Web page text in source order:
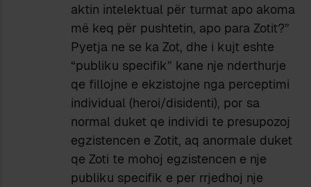
aktin intelektual për turmat apo akoma
më keq për pushtetin, apo para Zotit?”
Pyetja ne se ka Zot, dhe i kujt eshte
“publiku specifik” kane nje nderthurje
qe fillojne e ekzistojne nga perceptimi
individual (heroi/disidenti), por sa
normal duket qe individi te presupozoj
egzistencen e Zotit, aq anormale duket
qe Zoti te mohoj egzistencen e nje
publiku specifik e per rrjedhoj nje